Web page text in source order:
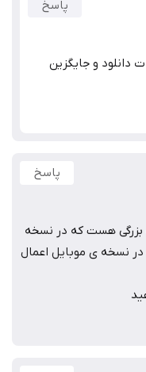
جایگزین
هست که در نسخه
ی موبایل اعمال